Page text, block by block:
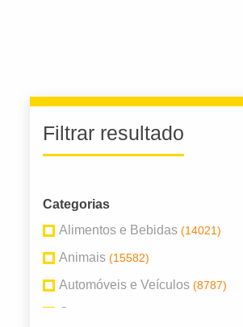
Filtrar resultado
Categorias
Alimentos e Bebidas (14021)
Animais (15582)
Automóveis e Veículos (8787)
Com